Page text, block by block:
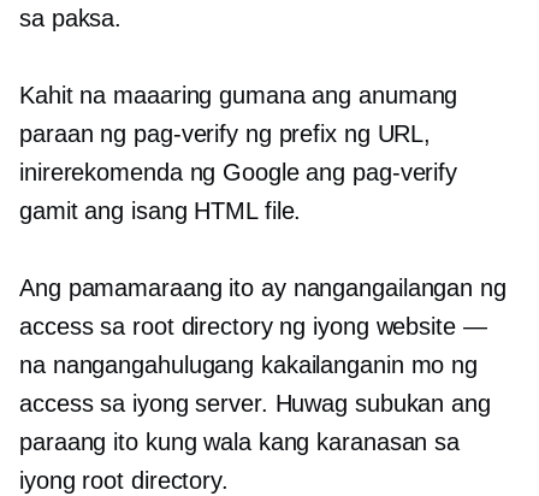
sa paksa.
Kahit na maaaring gumana ang anumang
paraan ng pag-verify ng prefix ng URL,
inirerekomenda ng Google ang pag-verify
gamit ang isang HTML file.
Ang pamamaraang ito ay nangangailangan ng
access sa root directory ng iyong website —
na nangangahulugang kakailanganin mo ng
access sa iyong server. Huwag subukan ang
paraang ito kung wala kang karanasan sa
iyong root directory.